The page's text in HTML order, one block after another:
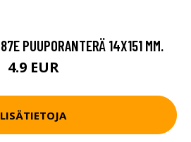
PUUPORANTERÄ 14X151 MM.
4.9 EUR
LISÄTIETOJA